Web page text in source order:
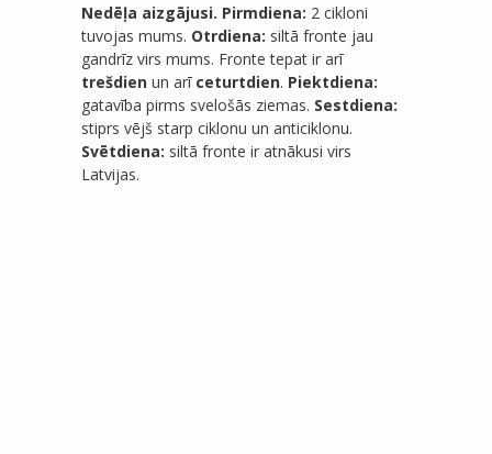
Nedēļa aizgājusi. Pirmdiena: 2 cikloni
tuvojas mums. Otrdiena: siltā fronte jau
gandrīz virs mums. Fronte tepat ir arī
trešdien un arī ceturtdien. Piektdiena:
gatavība pirms svelošās ziemas. Sestdiena:
stiprs vējš starp ciklonu un anticiklonu.
Svētdiena: siltā fronte ir atnākusi virs
Latvijas.